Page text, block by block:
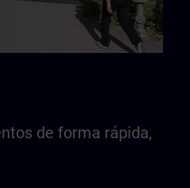
de forma rápida,